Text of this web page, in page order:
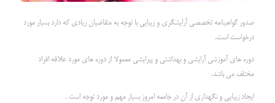
صدور گواهینامه تخصصی آرایشگری و زیبایی با توجه به متقاضیان زیادی که دارد بسیار مورد
درخواست است.
دوره های آموزشی آرایشی و بهداشتی و پیرایشی معمولا از دوره های مورد علاقه افراد
مختلف می باشد.
ایجاد زیبایی و نگهداری از آن در جامعه امروز بسیار مهم و مورد توجه است .